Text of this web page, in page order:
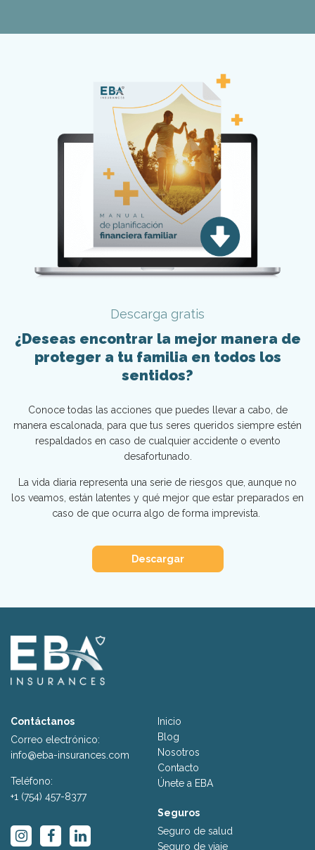
Descarga gratis
¿Deseas encontrar la mejor manera de
proteger a tu familia en todos los
sentidos?
Conoce todas las acciones que puedes llevar a cabo, de
manera escalonada, para que tus seres queridos siempre estén
respaldados en caso de cualquier accidente o evento
desafortunado.
La vida diaria representa una serie de riesgos que, aunque no
los veamos, están latentes y qué mejor que estar preparados en
caso de que ocurra algo de forma imprevista.
Descargar
Contáctanos
Correo electrónico:
info@eba-insurances.com
Teléfono:
+1 (754) 457-8377
Inicio
Blog
Nosotros
Contacto
Únete a EBA
Seguros
Seguro de salud
Seguro de viaje